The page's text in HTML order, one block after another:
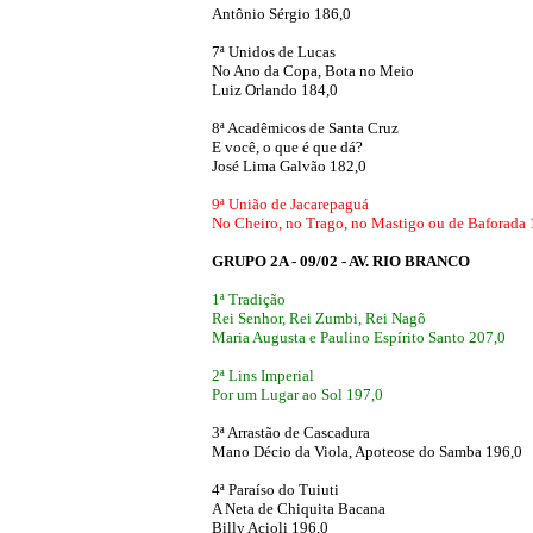
Antônio Sérgio 186,0
7ª Unidos de Lucas
No Ano da Copa, Bota no Meio
Luiz Orlando 184,0
8ª Acadêmicos de Santa Cruz
E você, o que é que dá?
José Lima Galvão 182,0
9ª União de Jacarepaguá
No Cheiro, no Trago, no Mastigo ou de Baforada
GRUPO 2A - 09/02 - AV. RIO BRANCO
1ª Tradição
Rei Senhor, Rei Zumbi, Rei Nagô
Maria Augusta e Paulino Espírito Santo 207,0
2ª Lins Imperial
Por um Lugar ao Sol 197,0
3ª Arrastão de Cascadura
Mano Décio da Viola, Apoteose do Samba 196,0
4ª Paraíso do Tuiuti
A Neta de Chiquita Bacana
Billy Acioli 196,0